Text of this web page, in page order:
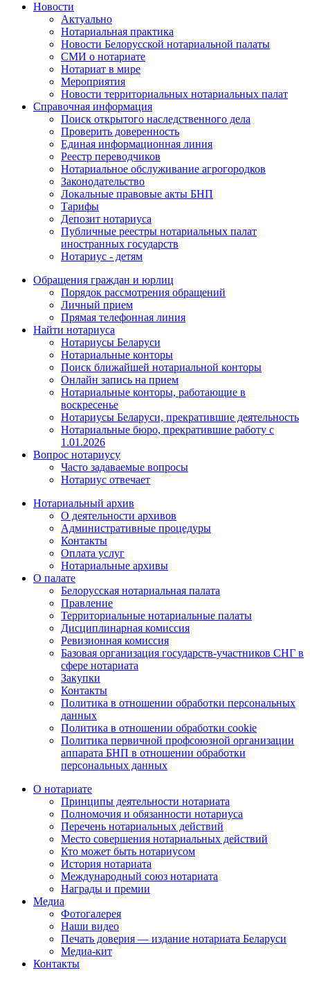
Новости
Актуально
Нотариальная практика
Новости Белорусской нотариальной палаты
СМИ о нотариате
Нотариат в мире
Мероприятия
Новости территориальных нотариальных палат
Справочная информация
Поиск открытого наследственного дела
Проверить доверенность
Единая информационная линия
Реестр переводчиков
Нотариальное обслуживание агрогородков
Законодательство
Локальные правовые акты БНП
Тарифы
Депозит нотариуса
Публичные реестры нотариальных палат
иностранных государств
Нотариус - детям
Обращения граждан и юрлиц
Порядок рассмотрения обращений
Личный прием
Прямая телефонная линия
Найти нотариуса
Нотариусы Беларуси
Нотариальные конторы
Поиск ближайшей нотариальной конторы
Онлайн запись на прием
Нотариальные конторы, работающие в
воскресенье
Нотариусы Беларуси, прекратившие деятельность
Нотариальные бюро, прекратившие работу с
1.01.2026
Вопрос нотариусу
Часто задаваемые вопросы
Нотариус отвечает
Нотариальный архив
О деятельности архивов
Административные процедуры
Контакты
Оплата услуг
Нотариальные архивы
О палате
Белорусская нотариальная палата
Правление
Территориальные нотариальные палаты
Дисциплинарная комиссия
Ревизионная комиссия
Базовая организация государств-участников СНГ в
сфере нотариата
Закупки
Контакты
Политика в отношении обработки персональных
данных
Политика в отношении обработки cookie
Политика первичной профсоюзной организации
аппарата БНП в отношении обработки
персональных данных
О нотариате
Принципы деятельности нотариата
Полномочия и обязанности нотариуса
Перечень нотариальных действий
Место совершения нотариальных действий
Кто может быть нотариусом
История нотариата
Международный союз нотариата
Награды и премии
Медиа
Фотогалерея
Наши видео
Печать доверия — издание нотариата Беларуси
Медиа-кит
Контакты